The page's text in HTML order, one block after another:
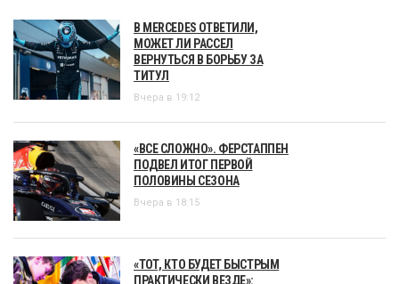
В MERCEDES ОТВЕТИЛИ,
МОЖЕТ ЛИ РАССЕЛ
ВЕРНУТЬСЯ В БОРЬБУ ЗА
ТИТУЛ
Вчера в 19:12
«ВСЕ СЛОЖНО». ФЕРСТАППЕН
ПОДВЕЛ ИТОГ ПЕРВОЙ
ПОЛОВИНЫ СЕЗОНА
Вчера в 18:15
«ТОТ, КТО БУДЕТ БЫСТРЫМ
ПРАКТИЧЕСКИ ВЕЗДЕ»: